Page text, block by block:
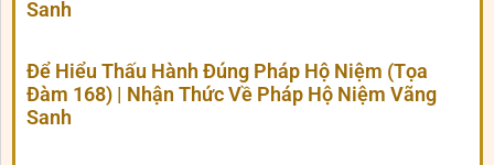
Sanh
Để Hiểu Thấu Hành Đúng Pháp Hộ Niệm (Tọa
Đàm 168) | Nhận Thức Về Pháp Hộ Niệm Vãng
Sanh